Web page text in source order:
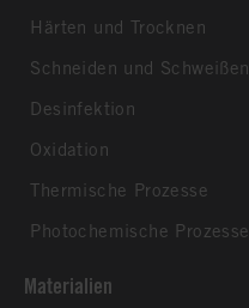
Härten und Trocknen
Schneiden und Schweißen
Desinfektion
Oxidation
Thermische Prozesse
Photochemische Prozesse
Materialien